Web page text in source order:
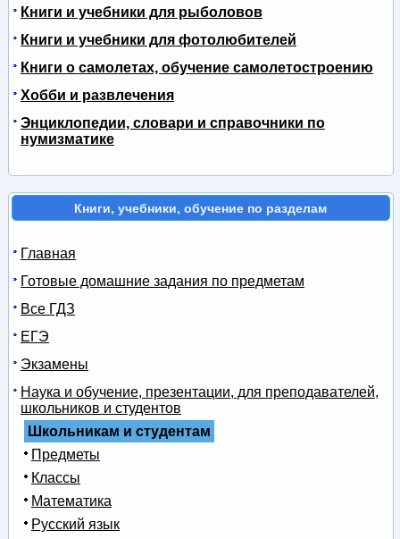
Книги и учебники для рыболовов
Книги и учебники для фотолюбителей
Книги о самолетах, обучение самолетостроению
Хобби и развлечения
Энциклопедии, словари и справочники по
нумизматике
Книги, учебники, обучение по разделам
Главная
Готовые домашние задания по предметам
Все ГДЗ
ЕГЭ
Экзамены
Наука и обучение, презентации, для преподавателей,
школьников и студентов
Школьникам и студентам
Предметы
Классы
Математика
Русский язык